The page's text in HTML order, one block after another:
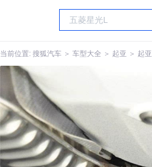
当前位置: 搜狐汽车 ＞ 车型大全 ＞ 起亚 ＞ 起亚